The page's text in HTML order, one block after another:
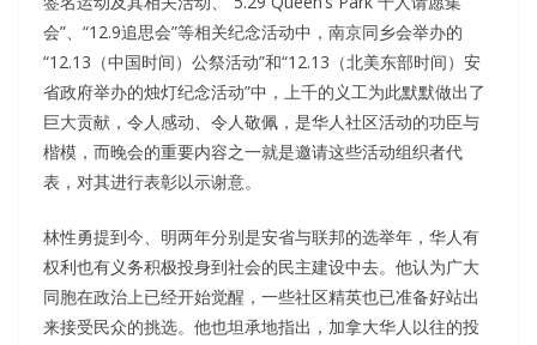
会”、“12.9追思会”等相关纪念活动中，南京同乡会举办的
“12.13（中国时间）公祭活动”和“12.13（北美东部时间）安
省政府举办的烛灯纪念活动”中，上千的义工为此默默做出了
巨大贡献，令人感动、令人敬佩，是华人社区活动的功臣与
楷模，而晚会的重要内容之一就是邀请这些活动组织者代
表，对其进行表彰以示谢意。
林性勇提到今、明两年分别是安省与联邦的选举年，华人有
权利也有义务积极投身到社会的民主建设中去。他认为广大
同胞在政治上已经开始觉醒，一些社区精英也已准备好站出
来接受民众的挑选。他也坦承地指出，加拿大华人以往的投